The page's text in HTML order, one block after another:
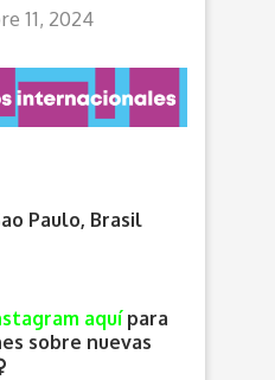
11, 2024
Paulo, Brasil
aquí para
sobre nuevas